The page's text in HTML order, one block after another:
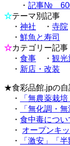
・ 記事№
☆テーマ別記事
・ 神社 ・ 寺院
・ 鮮魚と寿司
☆カテゴリー記事
・ 食事 ・ 観光
・ 新店・改装
★食彩品館.jpの自
・
「無農薬栽
・
「無化調・
・ 食中毒につい
・
オープンキ
・
「激安」「